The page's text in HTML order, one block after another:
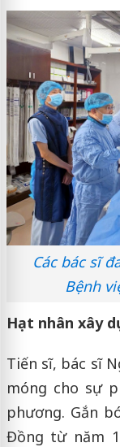
Các bác sĩ
Bệnh
Hạt nhân xây
Tiến sĩ, bác sĩ
móng cho sự
phương. Gắn
Đồng từ năm